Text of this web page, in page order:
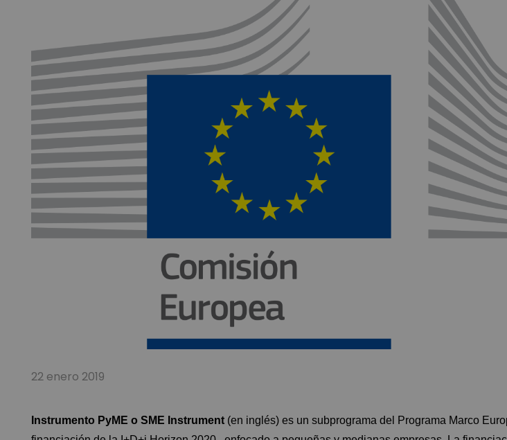
22 enero 2019
Instrumento PyME o SME Instrument (en inglés) es un subprograma del Programa Marco